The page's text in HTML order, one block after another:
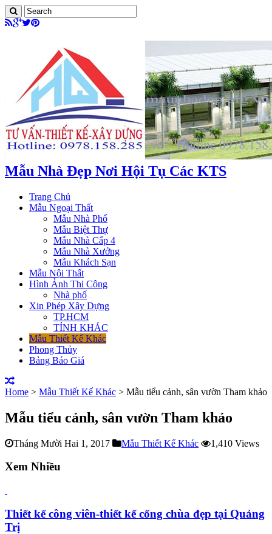
Mẫu Nhà Đẹp Nơi Hội Tụ Các KTS
Trang Chủ
Mẫu Ngoại Thất
Mẫu Nhà Phố
Mẫu Biệt Thự
Mẫu Nhà Cấp 4
Mẫu Nhà Xưởng
Mẫu Khách Sạn
Mẫu Nội Thất
Hình Ảnh Thi Công
Nhà phố
Xin Phép Xây Dựng
TP.HCM
TỈNH KHÁC
Mẫu Thiết Kế Khác
Phong Thủy
Bảng Báo Giá
Home > Mẫu Thiết Kế Khác > Mẫu tiểu cảnh, sân vườn Tham khảo
Mẫu tiểu cảnh, sân vườn Tham khảo
Tháng Mười Hai 1, 2017 Mẫu Thiết Kế Khác 1,410 Views
Xem Nhiều
Thiết kế công viên-thiết kế cổng chùa đẹp tại Quảng
Trị